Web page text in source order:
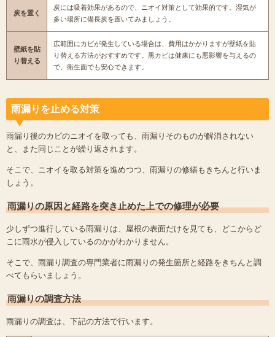
炭を置く
炭には吸着効果があるので、ニオイ対策として効果的です。湿気が
多い場所に備長炭を置いてみましょう。
壁紙を貼
り替える
広範囲にカビが発生している場合は、費用はかかりますが壁紙を貼
り替える方法がおすすめです。黒カビは健康にも悪影響を与えるの
で、衛生面でも安心できます。
雨漏りを止める対策
雨漏り後のカビのニオイを取っても、雨漏りそのものが解消されない
と、また同じことが繰り返されます。
そこで、ニオイを取る対策を進めつつ、雨漏りの修繕もきちんと行いま
しょう。
雨漏りの原因と経路を突き止めた上での修理が必要
少しずつ進行している雨漏りは、屋根の表面だけを見ても、どこからど
こに雨水が侵入しているのかがわかりません。
そこで、雨漏り調査の専門業者に雨漏りの発生箇所と経路をきちんと調
べてもらいましょう。
雨漏りの調査方法
雨漏りの調査は、下記の方法で行います。